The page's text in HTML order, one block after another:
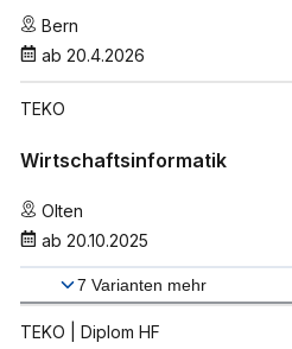
Bern
ab 20.4.2026
TEKO
Wirtschaftsinformatik
Olten
ab 20.10.2025
7 Varianten mehr
TEKO | Diplom HF